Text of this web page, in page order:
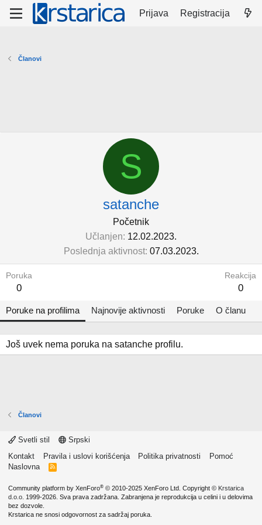
Prijava Registracija
Članovi
S
satanche
Početnik
Učlanjen 12.02.2023.
Poslednja aktivnost 07.03.2023.
Poruka
0
Reakcija
0
Poruke na profilima Najnovije aktivnosti Poruke O članu
Još uvek nema poruka na satanche profilu.
Članovi
Svetli stil
Srpski
Kontakt
Pravila i uslovi korišćenja Politika privatnosti
Pomoć
Naslovna
R
Community platform by XenForo® © 2010-2025 XenForo Ltd. Copyright © Krstarica
d.o.o. 1999-2026. Sva prava zadržana. Zabranjena je reprodukcija u celini i u delovima
bez dozvole.
Krstarica ne snosi odgovornost za sadržaj poruka.